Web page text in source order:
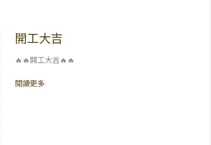
開工大吉
🔥🔥開工大吉🔥🔥
開
大
閱讀更多